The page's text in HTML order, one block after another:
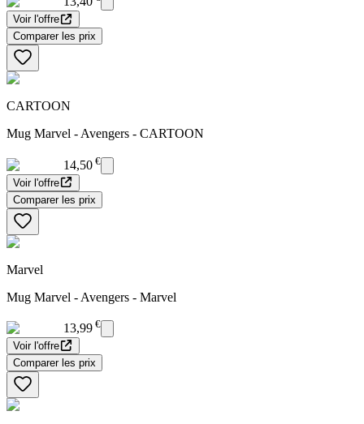
Voir l'offre
Comparer les prix
CARTOON
Mug Marvel - Avengers - CARTOON
14,50 €
Voir l'offre
Comparer les prix
Marvel
Mug Marvel - Avengers - Marvel
13,99 €
Voir l'offre
Comparer les prix